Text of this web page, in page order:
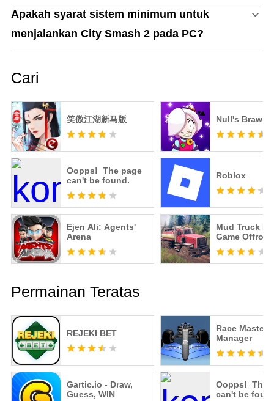
Apakah syarat sistem minimum untuk
menjalankan City Smash 2 pada PC?
Cari
笑傲江湖新马版 Null's Brawl
Oopps! The page
can't be found.
Roblox
Ejen Ali: Agents'
Arena
Mud Truck
Game Offroad
Permainan Teratas
REJEKI BET
Gartic.io - Draw,
Guess, WIN
Race Master
Manager
Oopps! The
can't be